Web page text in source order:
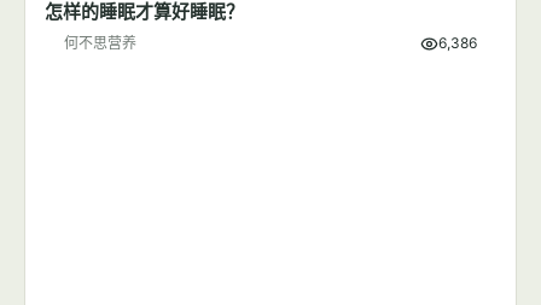
怎样的睡眠才算好睡眠？
何不思营养 6,386